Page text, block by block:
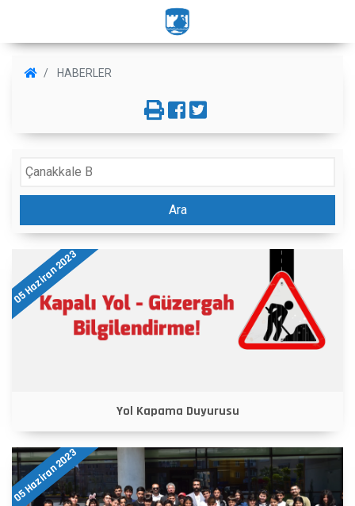
HABERLER
Ara
05 Haziran 2023
Yol Kapama Duyurusu
05 Haziran 2023